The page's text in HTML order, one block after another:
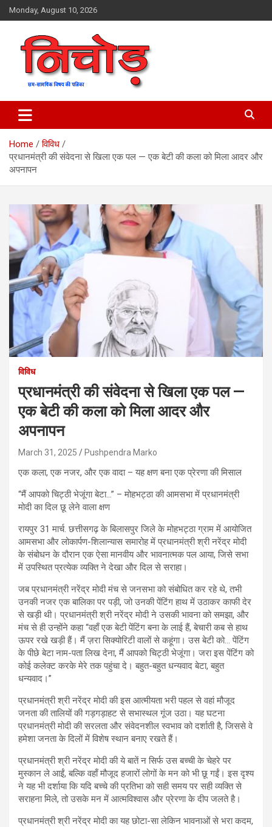
Skip
to
Monday, August 10, 2026
Nichod
Home
विविध
प्रधानमंत्री की संवेदना से खिला एक पल — एक बेटी की कला को मिला आदर और
अपनापन
विविध
प्रधानमंत्री की संवेदना से खिला एक पल —
एक बेटी की कला को मिला आदर और
अपनापन
March 31, 2025 Pushpendra Marko
एक कला, एक नजर, और एक वादा – यह क्षण बना एक प्रेरणा की मिसाल
“मैं आपको चिट्ठी भेजूंगा बेटा…” – मोहभट्ठा की आमसभा में प्रधानमंत्री
मोदी का दिल छू लेने वाला क्षण
रायपुर 31 मार्च. छत्तीसगढ़ के बिलासपुर जिले के मोहभट्ठा ग्राम में आयोजित
आमसभा और लोकार्पण-शिलान्यास समारोह में प्रधानमंत्री श्री नरेंद्र मोदी
के संबोधन के दौरान एक ऐसा मानवीय और भावनात्मक पल आया, जिसे सभा
में उपस्थित प्रत्येक व्यक्ति ने देखा और दिल से सराहा।
जब प्रधानमंत्री नरेंद्र मोदी मंच से जनसभा को संबोधित कर रहे थे, तभी
उनकी नजर एक बालिका पर पड़ी, जो उनकी पेंटिंग हाथ में उठाकर काफी देर
से खड़ी थी। प्रधानमंत्री श्री नरेंद्र मोदी ने उसकी भावना को समझा, और
मंच से ही उन्होंने कहा “वहाँ एक बेटी पेंटिंग बना के लाई हैं, बेचारी कब से हाथ
ऊपर रखे खड़ी हैं। मैं ज़रा सिक्योरिटी वालों से कहूंगा। उस बेटी को… पेंटिंग
के पीछे बेटा नाम-पता लिख देना, मैं आपको चिट्ठी भेजूंगा। जरा इस पेंटिंग को
कोई कलेक्ट करके मेरे तक पहुंचा दे। बहुत-बहुत धन्यवाद बेटा, बहुत
धन्यवाद।”
प्रधानमंत्री श्री नरेंद्र मोदी की इस आत्मीयता भरी पहल से वहां मौजूद
जनता की तालियों की गड़गड़ाहट से सभास्थल गूंज उठा। यह घटना
प्रधानमंत्री मोदी की सरलता और संवेदनशील स्वभाव को दर्शाती है, जिससे वे
हमेशा जनता के दिलों में विशेष स्थान बनाए रखते हैं।
प्रधानमंत्री श्री नरेंद्र मोदी की ये बातें न सिर्फ उस बच्ची के चेहरे पर
मुस्कान ले आईं, बल्कि वहाँ मौजूद हजारों लोगों के मन को भी छू गईं। इस दृश्य
ने यह भी दर्शाया कि यदि बच्चे की प्रतिभा को सही समय पर सही व्यक्ति से
सराहना मिले, तो उसके मन में आत्मविश्वास और प्रेरणा के दीप जलते है।
प्रधानमंत्री श्री नरेंद्र मोदी का यह छोटा-सा लेकिन भावनाओं से भरा कदम,